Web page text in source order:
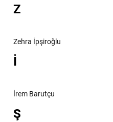
Z
Zehra İpşiroğlu
İ
İrem Barutçu
Ş